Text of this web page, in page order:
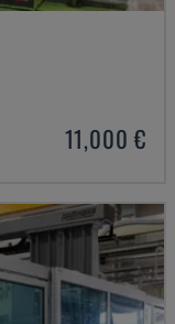
11,000 €